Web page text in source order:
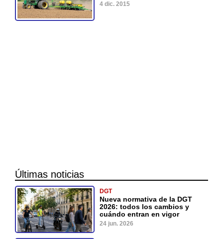
4 dic. 2015
Últimas noticias
DGT
Nueva normativa de la DGT
2026: todos los cambios y
cuándo entran en vigor
24 jun. 2026